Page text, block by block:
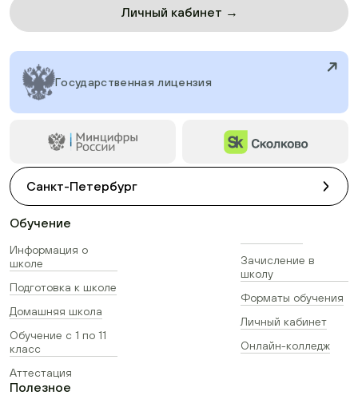
Личный кабинет →
Государственная лицензия
Санкт-Петербург
Обучение
Информация о
школе
Подготовка к школе
Домашняя школа
Обучение с 1 по 11
класс
Аттестация
Зачисление в
школу
Форматы обучения
Личный кабинет
Онлайн-колледж
Полезное